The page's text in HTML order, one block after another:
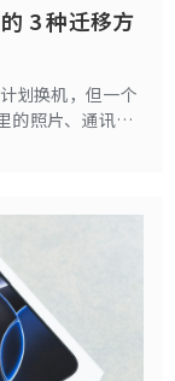
3 种迁移方
划换机，但一个
的照片、通讯
iPhone 17 上？